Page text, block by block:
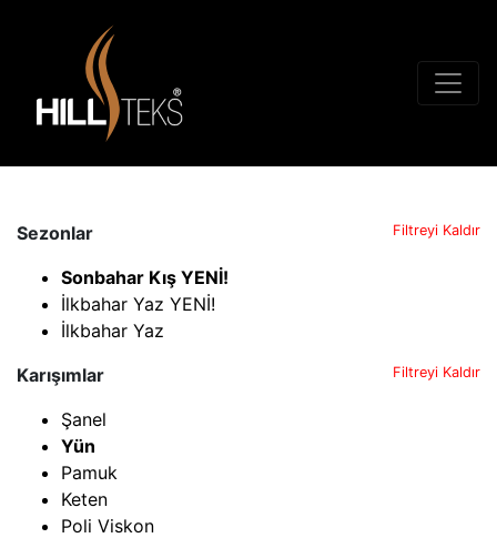
Sezonlar Filtreyi Kaldır
Sonbahar Kış YENİ!
İlkbahar Yaz YENİ!
İlkbahar Yaz
Karışımlar
Filtreyi Kaldır
Şanel
Yün
Pamuk
Keten
Poli Viskon